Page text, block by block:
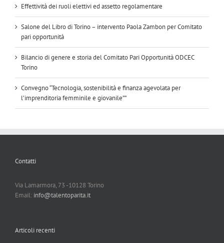
Effettività dei ruoli elettivi ed assetto regolamentare
Salone del Libro di Torino – intervento Paola Zambon per Comitato
pari opportunità
Bilancio di genere e storia del Comitato Pari Opportunità ODCEC
Torino
Convegno “Tecnologia, sostenibilità e finanza agevolata per
l’imprenditoria femminile e giovanile””
Contatti
Via Lamarmora, 73 -10128 Torino
Email: info@talentoparita.it
Articoli recenti